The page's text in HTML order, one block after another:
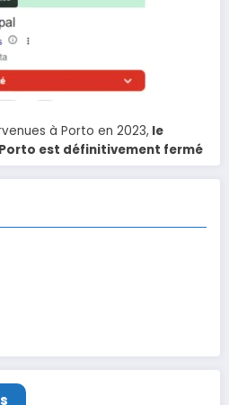
à Porto en 2023, le
est définitivement fermé